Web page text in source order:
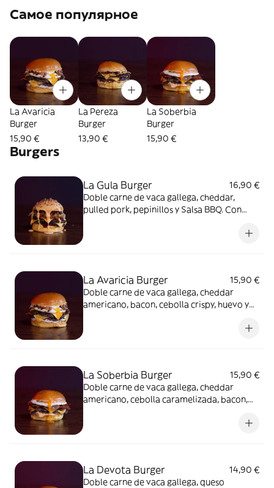
Самое популярное
La Avaricia
Burger
15,90 €
La Pereza
Burger
13,90 €
La Soberbia
Burger
15,90 €
Burgers
La Gula Burger
16,90 €
Doble carne de vaca gallega, cheddar,
pulled pork, pepinillos y Salsa BBQ. Con
La Avaricia Burger
15,90 €
Doble carne de vaca gallega, cheddar
americano, bacon, cebolla crispy, huevo y
La Soberbia Burger
15,90 €
Doble carne de vaca gallega, cheddar
americano, cebolla caramelizada, bacon,
La Devota Burger
14,90 €
Doble carne de vaca gallega, queso